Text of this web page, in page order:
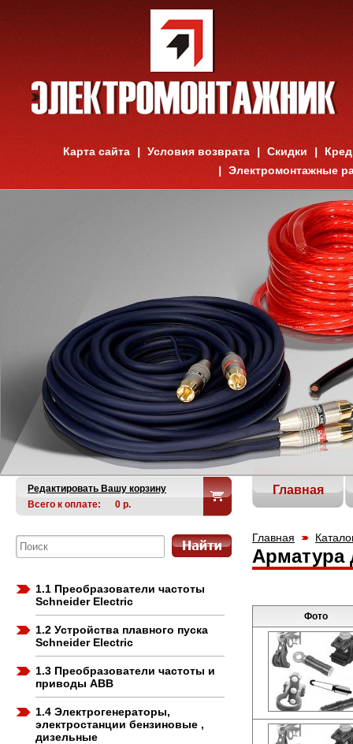
Карта сайта Условия возврата Скидки
Электромонтажные
Редактировать Вашу корзину
Всего к оплате:
0 р.
1.1 Преобразователи частоты
Schneider Electric
1.2 Устройства плавного пуска
Schneider Electric
1.3 Преобразователи частоты и
приводы ABB
1.4 Электрогенераторы,
электростанции бензиновые ,
дизельные
Главная
Главная
Фото